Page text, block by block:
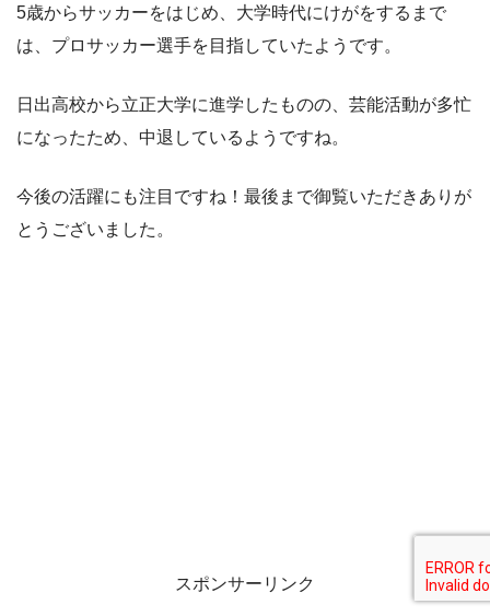
5歳からサッカーをはじめ、大学時代にけがをするまで
は、プロサッカー選手を目指していたようです。
日出高校から立正大学に進学したものの、芸能活動が多忙
になったため、中退しているようですね。
今後の活躍にも注目ですね！最後まで御覧いただきありが
とうございました。
スポンサーリンク